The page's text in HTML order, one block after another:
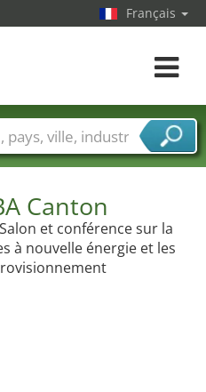
Canton
et conférence sur la
à nouvelle énergie et les
Français
Toggle
Secteurs de foire